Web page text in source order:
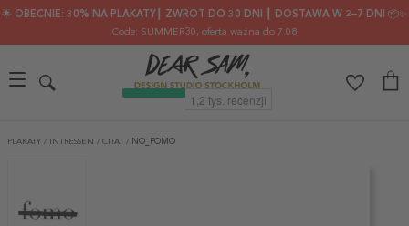
🌟 OBECNIE: 30% NA PLAKATY┃ ZWROT DO 30 DNI ┃ DOSTAWA W 2–7 DNI 📦✨
Code: SUMMER30, oferta ważna do 7.08
PLAKATY / INTRESSEN / CITAT / NO_FOMO